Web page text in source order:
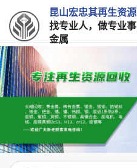
昆山宏忠其再生资
找专业人，做专业
金属